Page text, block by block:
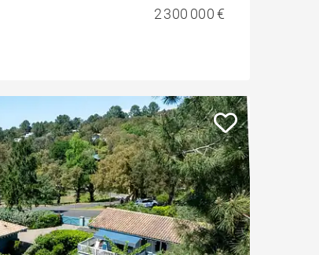
2 300 000 €